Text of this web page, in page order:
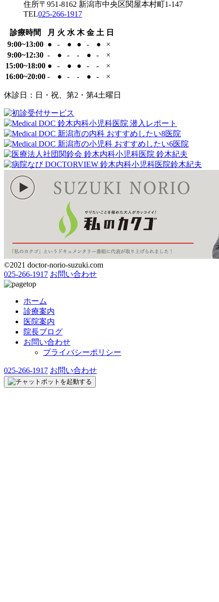
院
住所〒951-8162 新潟市中央区関屋本村町1-147
TEL025-266-1917
診療時間 月 火 水 木 金 土 日
9:00~13:00 ● - ● ● - ●
×
9:00~12:30 - ● - - ● -
×
15:00~18:00 ● - ● ● - -
×
16:00~20:00 - ● - - ● - ×
休診日：日・祝、第2・第4土曜日
©2021 doctor-norio-suzuki.com
025-266-1917 お問い合わせ
ホーム
診療案内
医院案内
院長ブログ
お問い合わせ
プライバシーポリシー
025-266-1917 お問い合わせ